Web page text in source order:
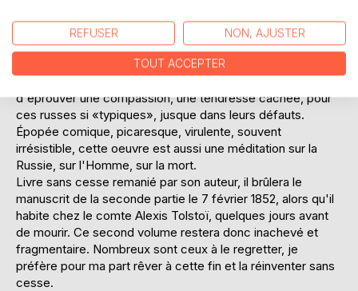
pas très beaux, tous ces personnages que Tchitchikof
rencontrent pour conclure ses marchés, acheter ses
fameuses âmes mortes. Et lui-même est loin d'être un
modèle de perfection... Mais je soupçonne Gogol
d'éprouver une compassion, une tendresse cachée, pour
ces russes si «typiques», jusque dans leurs défauts.
Épopée comique, picaresque, virulente, souvent
irrésistible, cette oeuvre est aussi une méditation sur la
Russie, sur l'Homme, sur la mort.
Livre sans cesse remanié par son auteur, il brûlera le
manuscrit de la seconde partie le 7 février 1852, alors qu'il
habite chez le comte Alexis Tolstoï, quelques jours avant
de mourir. Ce second volume restera donc inachevé et
fragmentaire. Nombreux sont ceux à le regretter, je
préfère pour ma part rêver à cette fin et la réinventer sans
cesse.
REFUSER NON, AJUSTER
TOUT ACCEPTER